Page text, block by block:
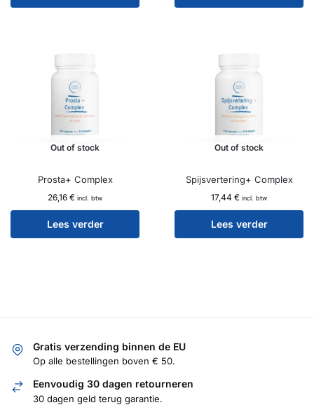
Out of stock
Prosta+ Complex
26,16 € incl. btw
Lees verder
Out of stock
Spijsvertering+ Complex
17,44 € incl. btw
Lees verder
Gratis verzending binnen de EU
Op alle bestellingen boven € 50.
Eenvoudig 30 dagen retourneren
30 dagen geld terug garantie.